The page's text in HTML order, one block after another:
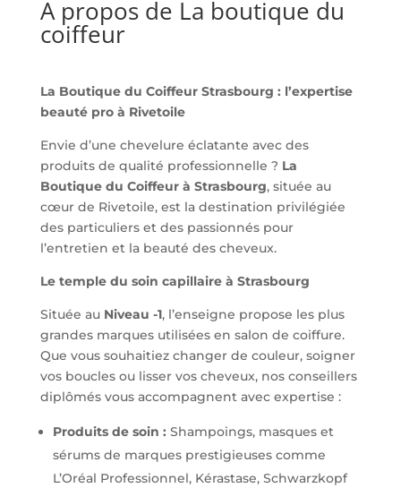
A propos de La boutique du
coiffeur
La Boutique du Coiffeur Strasbourg : l’expertise
beauté pro à Rivetoile
Envie d’une chevelure éclatante avec des
produits de qualité professionnelle ? La
Boutique du Coiffeur à Strasbourg, située au
cœur de Rivetoile, est la destination privilégiée
des particuliers et des passionnés pour
l’entretien et la beauté des cheveux.
Le temple du soin capillaire à Strasbourg
Située au Niveau -1, l’enseigne propose les plus
grandes marques utilisées en salon de coiffure.
Que vous souhaitiez changer de couleur, soigner
vos boucles ou lisser vos cheveux, nos conseillers
diplômés vous accompagnent avec expertise :
Produits de soin : Shampoings, masques et
sérums de marques prestigieuses comme
L’Oréal Professionnel, Kérastase, Schwarzkopf